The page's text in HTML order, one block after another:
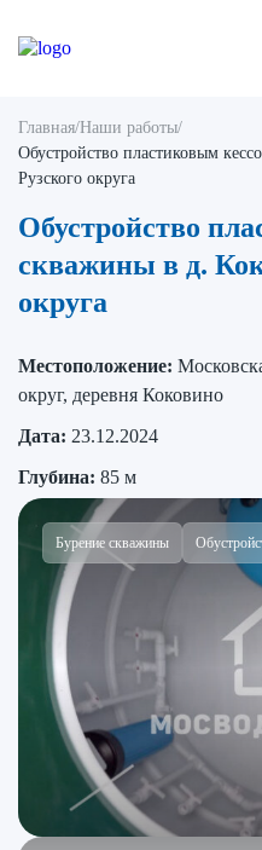
Главная/Наши работы/
Обустройство пластиковым
Рузского округа
Обустройство
скважины в д.
округа
Местоположение:
округ, деревня Коковино
Дата: 23.12.2024
Глубина: 85 м
Бурение скважины